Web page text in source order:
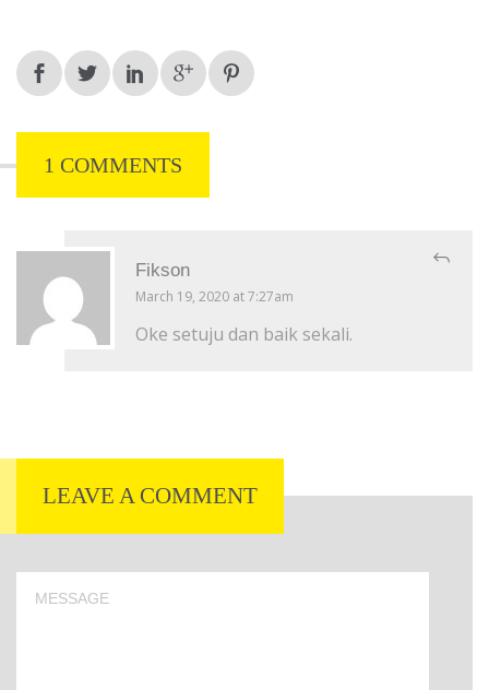
1 COMMENTS
Fikson
March 19, 2020 at 7:27am
Oke setuju dan baik sekali.
LEAVE A COMMENT